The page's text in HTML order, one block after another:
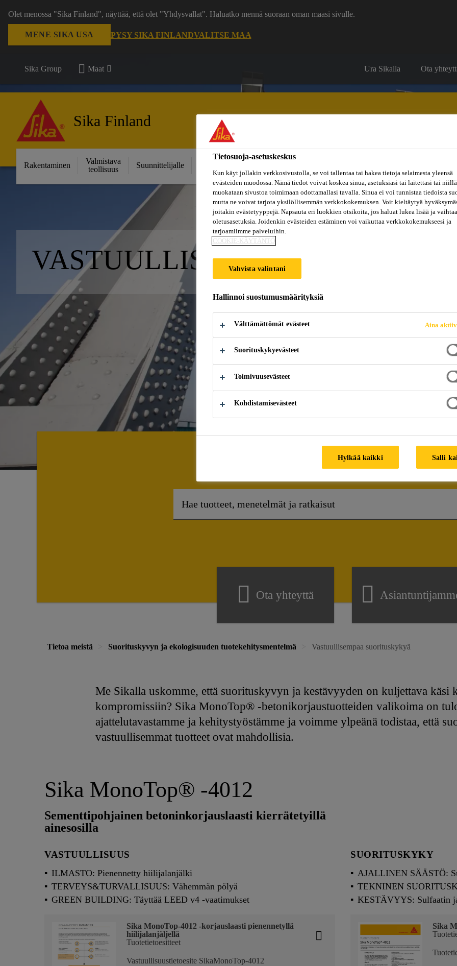
Olet menossa "Sika Finland", näyttää, että olet "Yhdysvallat". Haluatko mennä suoraan oman maasi sivulle.
MENE SIKA USA PYSY SIKA FINLANDVALITSE MAA
Sika Group Maat Ura Sikalla Ota
Sika Finland
Rakentaminen
Valmistava
teollisuus
Suunnittelijalle
Ratkaisut
projekteihin
konseptit
meistä
VASTUULLISEMPAA
Kuinka voimme auttaa?
Ota yhteyttä
Tietoa meistä Suorituskyvyn ja ekologisuuden tuotekehitysmentelmä Vastuullisempaa suorituskykyä
Me Sikalla uskomme, että suorituskyvyn ja kestävyyden on kuljettava käsi
kompromissiin? Sika MonoTop® -betonikorjaustuotteiden valikoima on
ajattelutavastamme ja kehitystyöstämme ja voimme ylpeänä todistaa, että
vastuullisemmat tuotteet ovat mahdollisia.
Sika MonoTop® -4012
Sementtipohjainen betoninkorjauslaasti kierrätetyillä
ainesosilla
VASTUULLISUUS
ILMASTO: Pienennetty hiilijalanjälki
TERVEYS&TURVALLISUUS: Vähemmän pölyä
GREEN BUILDING: Täyttää LEED v4 -vaatimukset
Sika MonoTop-4012 -korjauslaasti pienennetyllä
hiilijalanjäljellä
Tuotetietoesitteet
Vastuullisuustietoesite SikaMonoTop-4012
SUORITUSKYKY
AJALLINEN SÄÄSTÖ:
TEKNINEN
KESTÄVYYS: Sulfaatin
Sika
Tietosuoja-asetuskeskus
Kun käyt jollakin verkkosivustolla, se voi tallentaa tai hakea tietoja selaimesta yleensä
evästeiden muodossa. Nämä tiedot voivat koskea sinua, asetuksiasi tai laitettasi tai niillä
muokataan sivustoa toimimaan odottamallasi tavalla. Sinua ei voi tunnistaa tiedoista
mutta ne voivat tarjota yksilöllisemmän verkkokokemuksen. Voit kieltäytyä
joitakin evästetyyppejä. Napsauta eri luokkien otsikoita, jos haluat lukea lisää ja vaihtaa
oletusasetuksia. Joidenkin evästeiden estäminen voi vaikuttaa verkkokokemukseesi ja
tarjoamiimme palveluihin.
COOKIE-KÄYTÄNTÖ
Vahvista valintani
Hallinnoi suostumusmäärityksiä
Välttämättömät evästeet Aina
Suorituskykyevästeet
Toimivuusevästeet
Kohdistamisevästeet
Hylkää kaikki Salli